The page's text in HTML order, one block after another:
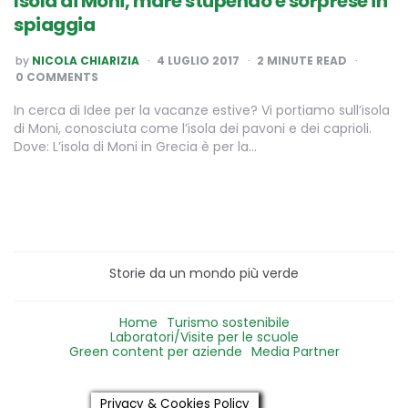
spiaggia
POSTED
BY
by NICOLA CHIARIZIA 4 LUGLIO 2017 2 MINUTE READ
0 COMMENTS
In cerca di Idee per la vacanze estive? Vi portiamo sull’isola
di Moni, conosciuta come l’isola dei pavoni e dei caprioli.
Dove: L’isola di Moni in Grecia è per la…
Storie da un mondo più verde
Home Turismo sostenibile
Laboratori/Visite per le scuole
Green content per aziende Media Partner
Privacy & Cookies Policy